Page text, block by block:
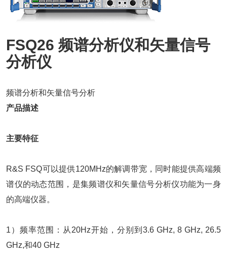
FSQ26 频谱分析仪和矢量信号
分析仪
频谱分析和矢量信号分析
产品描述
主要特征
R&S FSQ可以提供120MHz的解调带宽，同时能提供高端频
谱仪的动态范围，是集频谱仪和矢量信号分析仪功能为一身
的高端仪器。
1）频率范围：从20Hz开始，分别到3.6 GHz, 8 GHz, 26.5
GHz,和40 GHz